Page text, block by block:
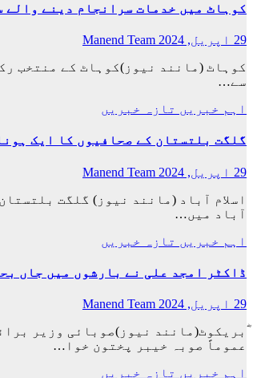
کوہاٹ میں خدمات سرانجام دینے والے
29 اپریل, 2024
Manend Team
کوہاٹ (مانند نیوز)کوہاٹ کے منتخب
سے…
اہم خبریں تازہ خبریں
گلگت بلتستان کے صحافیوں کا ایک
29 اپریل, 2024
Manend Team
اسلام آباد (مانند نیوز) گلگت
آباد میں…
اہم خبریں تازہ خبریں
ڈاکٹر امجد علی نے بارشوں میں جاں
29 اپریل, 2024
Manend Team
ؓبریکوٹ(مانند نیوز)صوبائی وزیر
عموماً صوبہ خیبر پختون خوا…
اہم خبریں تازہ خبریں